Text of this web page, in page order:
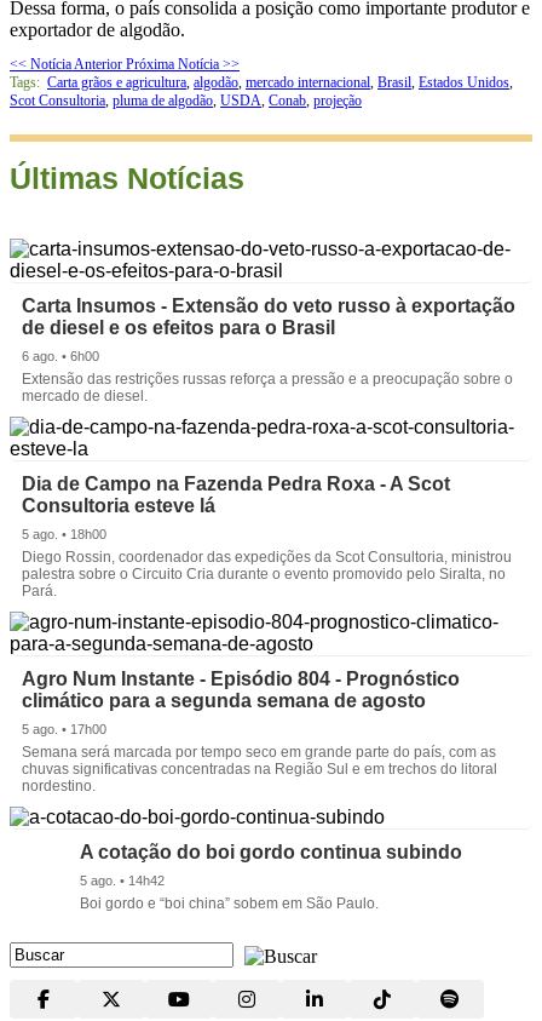
Dessa forma, o país consolida a posição como importante produtor e
exportador de algodão.
<< Notícia Anterior Próxima Notícia >>
Tags: Carta grãos e agricultura, algodão, mercado internacional, Brasil, Estados Unidos,
Scot Consultoria, pluma de algodão, USDA, Conab, projeção
Últimas Notícias
Carta Insumos - Extensão do veto russo à exportação
de diesel e os efeitos para o Brasil
6 ago. • 6h00
Extensão das restrições russas reforça a pressão e a preocupação sobre o
mercado de diesel.
Dia de Campo na Fazenda Pedra Roxa - A Scot
Consultoria esteve lá
5 ago. • 18h00
Diego Rossin, coordenador das expedições da Scot Consultoria, ministrou
palestra sobre o Circuito Cria durante o evento promovido pelo Siralta, no
Pará.
Agro Num Instante - Episódio 804 - Prognóstico
climático para a segunda semana de agosto
5 ago. • 17h00
Semana será marcada por tempo seco em grande parte do país, com as
chuvas significativas concentradas na Região Sul e em trechos do litoral
nordestino.
A cotação do boi gordo continua subindo
5 ago. • 14h42
Boi gordo e “boi china” sobem em São Paulo.